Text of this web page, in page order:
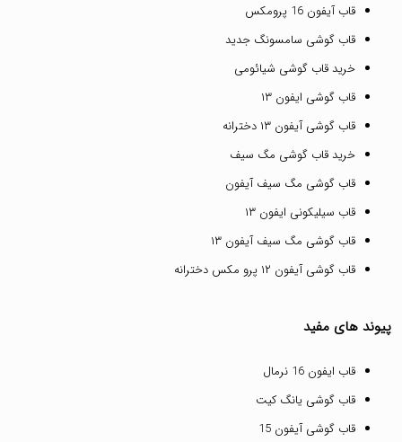
قاب آیفون 16 پرومکس
قاب گوشی سامسونگ جدید
خرید قاب گوشی شیائومی
قاب گوشی ایفون ۱۳
قاب گوشی آیفون ۱۳ دخترانه
خرید قاب گوشی مگ سیف
قاب گوشی مگ سیف آیفون
قاب سیلیکونی ایفون ۱۳
قاب گوشی مگ سیف آیفون ۱۳
قاب گوشی آیفون ۱۲ پرو مکس دخترانه
پیوند های مفید
قاب ایفون 16 نرمال
قاب گوشی یانگ کیت
قاب گوشی آیفون 15